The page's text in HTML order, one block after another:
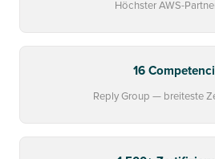
Höchster AWS-
16
Reply Group — breiteste